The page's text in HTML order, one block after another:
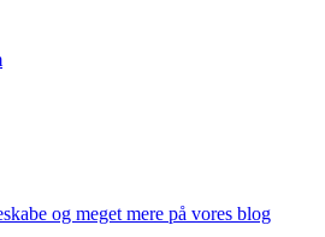
og meget mere på vores blog